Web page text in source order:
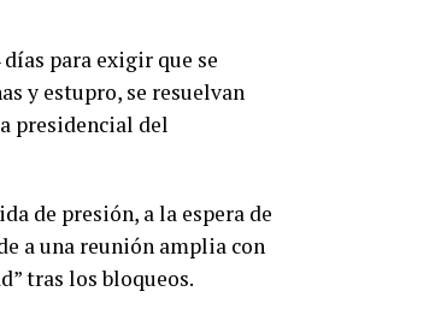
para exigir que se
y estupro, se resuelvan
presidencial del
de presión, a la espera de
a una reunión amplia con
tras los bloqueos.